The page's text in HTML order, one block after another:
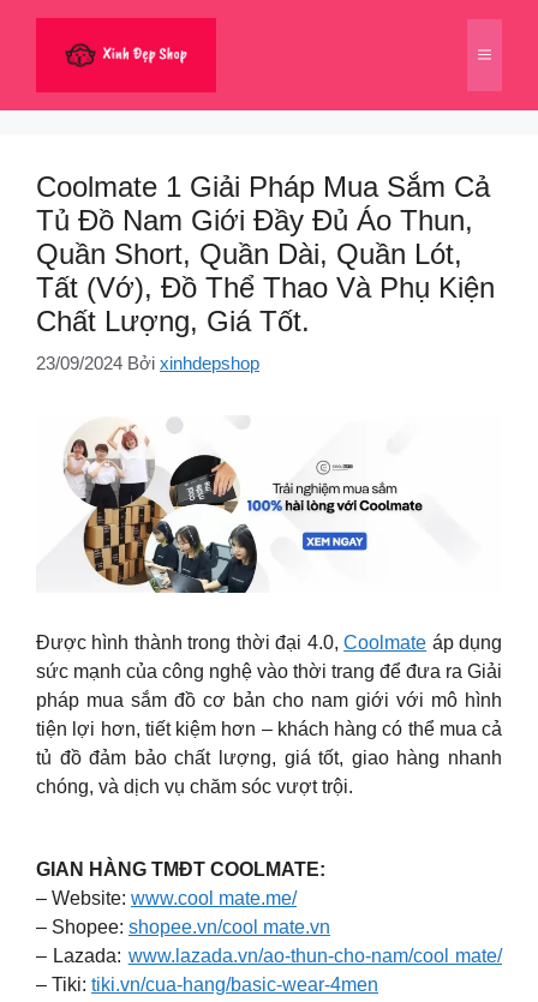
dung
Menu
Coolmate 1 Giải Pháp Mua Sắm Cả
Tủ Đồ Nam Giới Đầy Đủ Áo Thun,
Quần Short, Quần Dài, Quần Lót,
Tất (Vớ), Đồ Thể Thao Và Phụ Kiện
Chất Lượng, Giá Tốt.
23/09/2024 Bởi xinhdepshop
Được hình thành trong thời đại 4.0,Coolmate áp dụng
sức mạnh của công nghệ vào thời trang để đưa ra Giải
pháp mua sắm đồ cơ bản cho nam giới với mô hình
tiện lợi hơn, tiết kiệm hơn – khách hàng có thể mua cả
tủ đồ đảm bảo chất lượng, giá tốt, giao hàng nhanh
chóng, và dịch vụ chăm sóc vượt trội.
GIAN HÀNG TMĐT COOLMATE:
– Website: www.cool mate.me/
– Shopee: shopee.vn/cool mate.vn
– Lazada: www.lazada.vn/ao-thun-cho-nam/cool mate/
– Tiki: tiki.vn/cua-hang/basic-wear-4men